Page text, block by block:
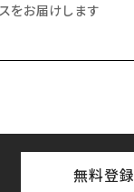
をお届けします
無料登録